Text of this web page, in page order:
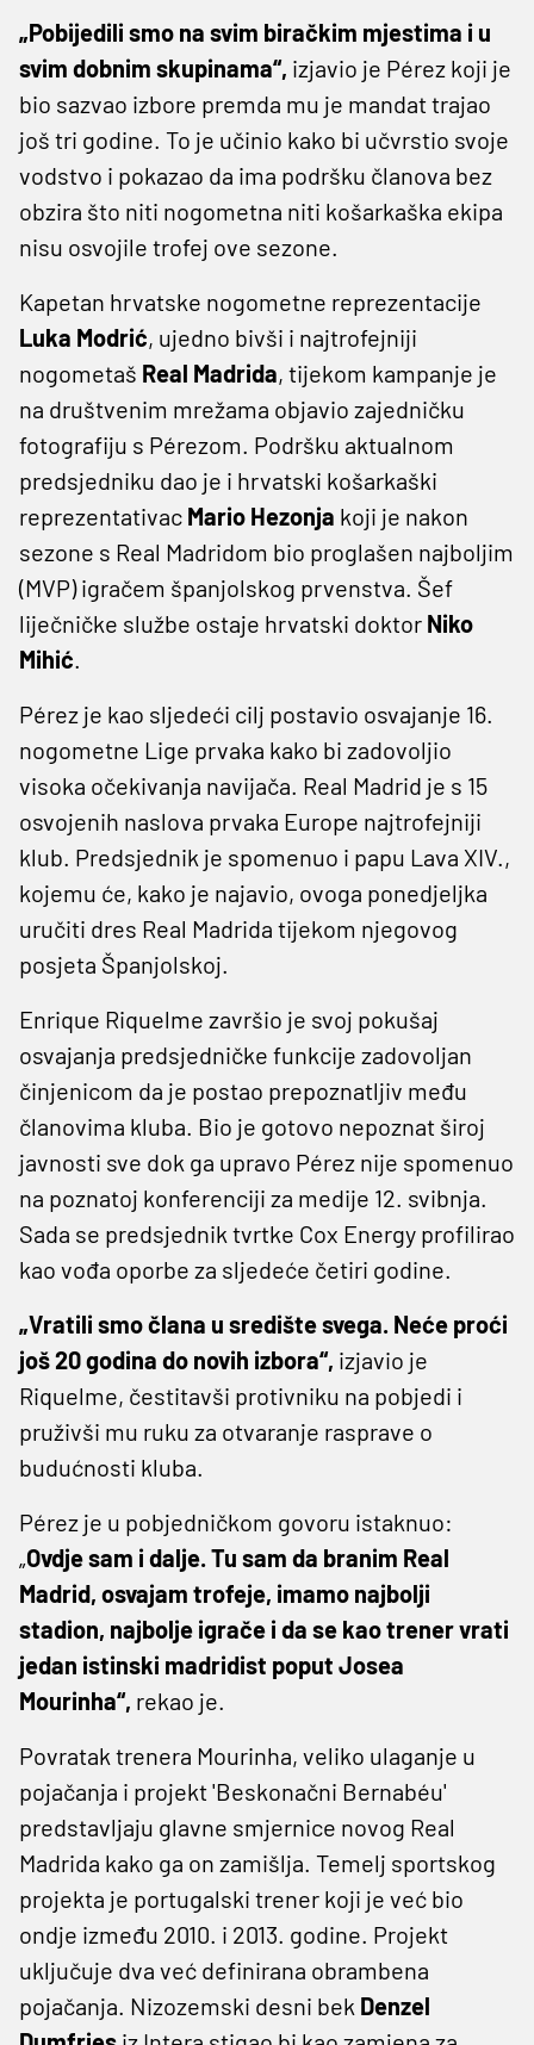
„Pobijedili smo na svim biračkim mjestima i u
svim dobnim skupinama“, izjavio je Pérez koji je
bio sazvao izbore premda mu je mandat trajao
još tri godine. To je učinio kako bi učvrstio svoje
vodstvo i pokazao da ima podršku članova bez
obzira što niti nogometna niti košarkaška ekipa
nisu osvojile trofej ove sezone.
Kapetan hrvatske nogometne reprezentacije
Luka Modrić, ujedno bivši i najtrofejniji
nogometaš Real Madrida, tijekom kampanje je
na društvenim mrežama objavio zajedničku
fotografiju s Pérezom. Podršku aktualnom
predsjedniku dao je i hrvatski košarkaški
reprezentativac Mario Hezonja koji je nakon
sezone s Real Madridom bio proglašen najboljim
(MVP) igračem španjolskog prvenstva. Šef
liječničke službe ostaje hrvatski doktor Niko
Mihić.
Pérez je kao sljedeći cilj postavio osvajanje 16.
nogometne Lige prvaka kako bi zadovoljio
visoka očekivanja navijača. Real Madrid je s 15
osvojenih naslova prvaka Europe najtrofejniji
klub. Predsjednik je spomenuo i papu Lava XIV.,
kojemu će, kako je najavio, ovoga ponedjeljka
uručiti dres Real Madrida tijekom njegovog
posjeta Španjolskoj.
Enrique Riquelme završio je svoj pokušaj
osvajanja predsjedničke funkcije zadovoljan
činjenicom da je postao prepoznatljiv među
članovima kluba. Bio je gotovo nepoznat široj
javnosti sve dok ga upravo Pérez nije spomenuo
na poznatoj konferenciji za medije 12. svibnja.
Sada se predsjednik tvrtke Cox Energy profilirao
kao vođa oporbe za sljedeće četiri godine.
„Vratili smo člana u središte svega. Neće proći
još 20 godina do novih izbora“, izjavio je
Riquelme, čestitavši protivniku na pobjedi i
pruživši mu ruku za otvaranje rasprave o
budućnosti kluba.
Pérez je u pobjedničkom govoru istaknuo:
„Ovdje sam i dalje. Tu sam da branim Real
Madrid, osvajam trofeje, imamo najbolji
stadion, najbolje igrače i da se kao trener vrati
jedan istinski madridist poput Josea
Mourinha“, rekao je.
Povratak trenera Mourinha, veliko ulaganje u
pojačanja i projekt 'Beskonačni Bernabéu'
predstavljaju glavne smjernice novog Real
Madrida kako ga on zamišlja. Temelj sportskog
projekta je portugalski trener koji je već bio
ondje između 2010. i 2013. godine. Projekt
uključuje dva već definirana obrambena
pojačanja. Nizozemski desni bek Denzel